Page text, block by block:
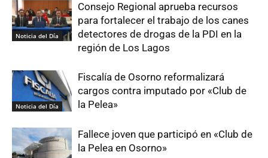
Noticia del Día
Consejo Regional aprueba recursos
para fortalecer el trabajo de los canes
detectores de drogas de la PDI en la
región de Los Lagos
Noticia del Día
Fiscalía de Osorno reformalizará
cargos contra imputado por «Club de
la Pelea»
Fallece joven que participó en «Club de
la Pelea en Osorno»